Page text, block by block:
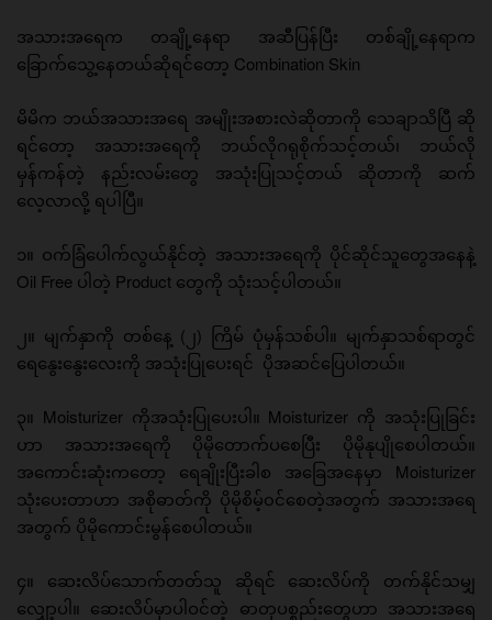
အသားအရေက တချို့နေရာ အဆီပြန်ပြီး တစ်ချို့နေရာက
ခြောက်သွေ့နေတယ်ဆိုရင်တော့ Combination Skin
မိမိက ဘယ်အသားအရေ အမျိုးအစားလဲဆိုတာကို သေချာသိပြီ ဆို
ရင်တော့ အသားအရေကို ဘယ်လိုဂရုစိုက်သင့်တယ်၊ ဘယ်လို
မှန်ကန်တဲ့ နည်းလမ်းတွေ အသုံးပြုသင့်တယ် ဆိုတာကို ဆက်
လေ့လာလို့ ရပါပြီ။
၁။ ဝက်ခြံပေါက်လွယ်နိုင်တဲ့ အသားအရေကို ပိုင်ဆိုင်သူတွေအနေနဲ့
Oil Free ပါတဲ့ Product တွေကို သုံးသင့်ပါတယ်။
၂။ မျက်နှာကို တစ်နေ့ (၂) ကြိမ် ပုံမှန်သစ်ပါ။ မျက်နှာသစ်ရာ‌တွင်
ရေနွေးနွေးလေးကို အသုံးပြုပေးရင် ပိုအဆင်ပြေပါတယ်။
၃။ Moisturizer ကိုအသုံးပြုပေးပါ။ Moisturizer ကို အသုံးပြုခြင်း
ဟာ အသားအရေကို ပိုမိုတောက်ပစေပြီး ပိုမိုနုပျိုစေပါတယ်။
အကောင်းဆုံးကတော့ ရေချိုးပြီးခါစ အခြေအနေမှာ Moisturizer
သုံးပေးတာဟာ အစိုဓာတ်ကို ပိုမိုစိမ့်၀င်စေတဲ့အတွက် အသားအရေ
အတွက် ပိုမိုကောင်းမွန်စေပါတယ်။
၄။ ဆေးလိပ်သောက်တတ်သူ ဆိုရင် ဆေးလိပ်ကို တက်နိုင်သမျှ
လျှော့ပါ။ ဆေးလိပ်မှာပါဝင်တဲ့ ဓာတုပစ္စည်းတွေဟာ အသားအရေ